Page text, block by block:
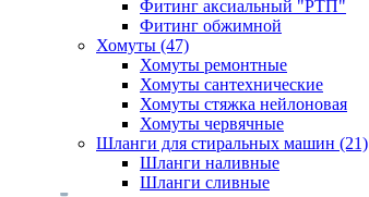
Фитинг аксиальный "РТП"
Фитинг обжимной
Хомуты (47)
Хомуты ремонтные
Хомуты сантехнические
Хомуты стяжка нейлоновая
Хомуты червячные
Шланги для стиральных машин (21)
Шланги наливные
Шланги сливные